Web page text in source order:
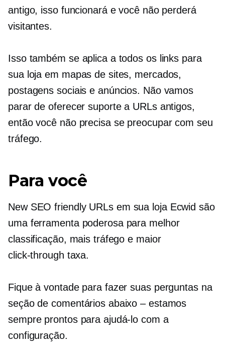
antigo, isso funcionará e você não perderá
visitantes.
Isso também se aplica a todos os links para
sua loja em mapas de sites, mercados,
postagens sociais e anúncios. Não vamos
parar de oferecer suporte a URLs antigos,
então você não precisa se preocupar com seu
tráfego.
Para você
New SEO friendlyURLs em sua loja Ecwid são
uma ferramenta poderosa para melhor
classificação, mais tráfego e maior
click-through taxa.
Fique à vontade para fazer suas perguntas na
seção de comentários abaixo – estamos
sempre prontos para ajudá-lo com a
configuração.